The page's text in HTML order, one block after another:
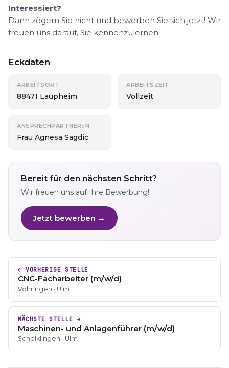
Interessiert?
Dann zögern Sie nicht und bewerben Sie sich jetzt! Wir
freuen uns darauf, Sie kennenzulernen
Eckdaten
ARBEITSORT
88471 Laupheim
ARBEITSZEIT
Vollzeit
ANSPRECHPARTNER:IN
Frau Agnesa Sagdic
Bereit für den nächsten Schritt?
Wir freuen uns auf Ihre Bewerbung!
Jetzt bewerben →
← VORHERIGE STELLE
CNC-Facharbeiter (m/w/d)
Vöhringen · Ulm
NÄCHSTE STELLE →
Maschinen- und Anlagenführer (m/w/d)
Schelklingen · Ulm